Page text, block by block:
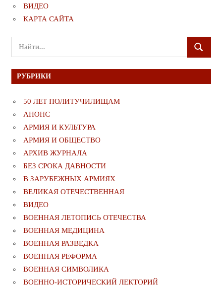
ВИДЕО
КАРТА САЙТА
Поиск
для:
ПОИСК
РУБРИКИ
50 ЛЕТ ПОЛИТУЧИЛИЩАМ
АНОНС
АРМИЯ И КУЛЬТУРА
АРМИЯ И ОБЩЕСТВО
АРХИВ ЖУРНАЛА
БЕЗ СРОКА ДАВНОСТИ
В ЗАРУБЕЖНЫХ АРМИЯХ
ВЕЛИКАЯ ОТЕЧЕСТВЕННАЯ
ВИДЕО
ВОЕННАЯ ЛЕТОПИСЬ ОТЕЧЕСТВА
ВОЕННАЯ МЕДИЦИНА
ВОЕННАЯ РАЗВЕДКА
ВОЕННАЯ РЕФОРМА
ВОЕННАЯ СИМВОЛИКА
ВОЕННО-ИСТОРИЧЕСКИЙ ЛЕКТОРИЙ